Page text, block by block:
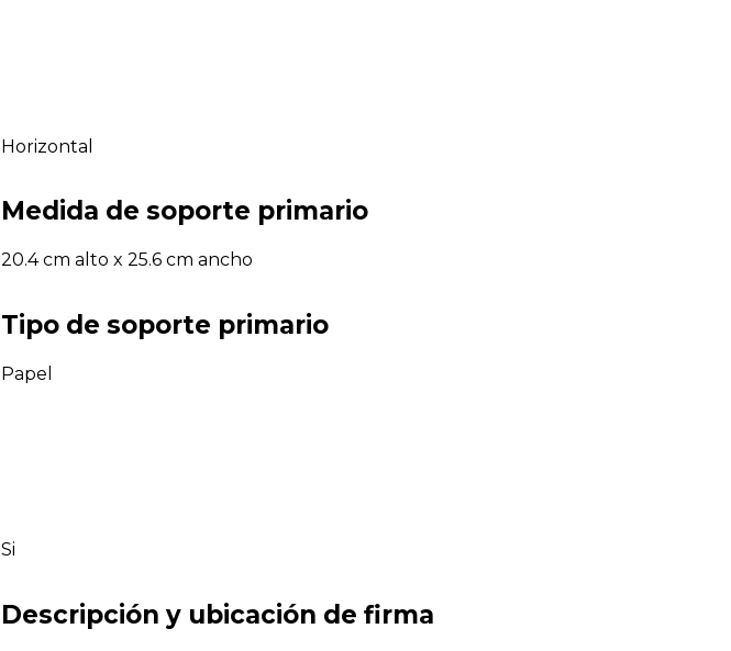
Horizontal
Medida de soporte primario
20.4 cm alto x 25.6 cm ancho
Tipo de soporte primario
Papel
Si
Descripción y ubicación de firma